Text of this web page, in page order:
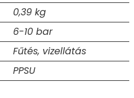
0,39 kg
6-10 bar
Fűtés, vizellátás
PPSU